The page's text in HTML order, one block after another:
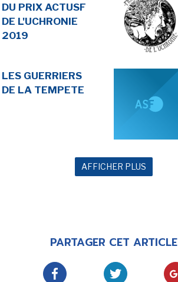
DU PRIX ACTUSF
DE L'UCHRONIE
2019
LES GUERRIERS
DE LA TEMPETE
AFFICHER PLUS
PARTAGER CET ARTICLE